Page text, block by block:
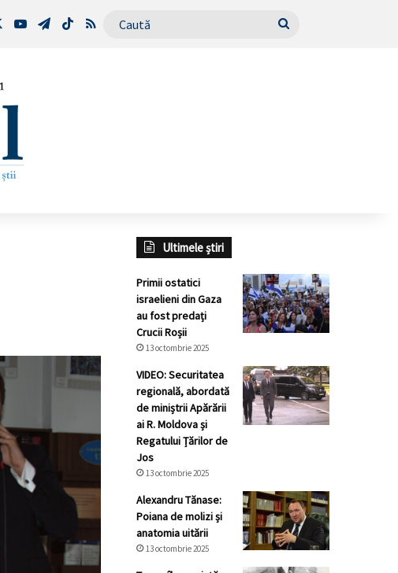
YouTubeTelegram
TikTokRSS Caută
Ultimele știri
Primii ostatici
israelieni din Gaza
au fost predați
Crucii Roșii
13 octombrie 2025
VIDEO: Securitatea
regională, abordată
de miniștrii Apărării
ai R. Moldova și
Regatului Țărilor de
Jos
13 octombrie 2025
Alexandru Tănase:
Poiana de molizi și
anatomia uitării
13 octombrie 2025